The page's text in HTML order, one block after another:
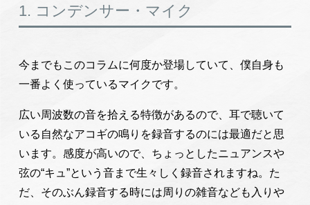
1. コンデンサー・マイク
今までもこのコラムに何度か登場していて、僕自身も
一番よく使っているマイクです。
広い周波数の音を拾える特徴があるので、耳で聴いて
いる自然なアコギの鳴りを録音するのには最適だと思
います。感度が高いので、ちょっとしたニュアンスや
弦の“キュ”という音まで生々しく録音されますね。た
だ、そのぶん録音する時には周りの雑音なども入りや